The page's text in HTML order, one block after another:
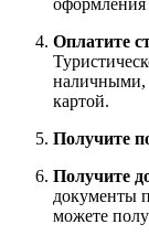
Оплатите
наличными,
картой.
Получите
Получите
документы
можете